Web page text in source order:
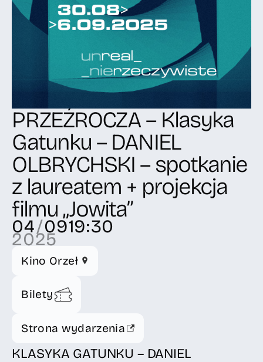
PRZEŹROCZA – Klasyka
Gatunku – DANIEL
OLBRYCHSKI – spotkanie
z laureatem + projekcja
filmu „Jowita”
04/09
2025
19:30
Kino Orzeł
Bilety
Strona wydarzenia
KLASYKA GATUNKU – DANIEL